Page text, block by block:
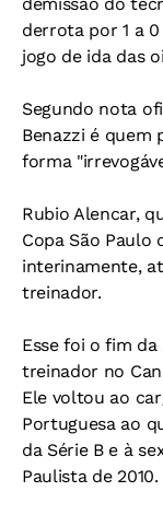
derrota por 1 a
jogo de ida das
Segundo nota
Benazzi é quem
forma
Rubio Alencar,
Copa São Paulo
interinamente,
treinador.
Esse foi o fim da
treinador no
Ele voltou ao
Portuguesa ao
da Série B e à
Paulista de 2010.